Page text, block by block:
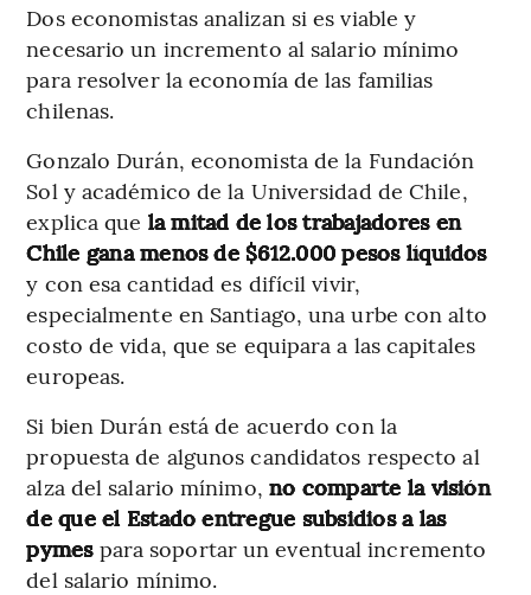
Dos economistas analizan si es viable y
necesario un incremento al salario mínimo
para resolver la economía de las familias
chilenas.
Gonzalo Durán, economista de la Fundación
Sol y académico de la Universidad de Chile,
explica que la mitad de los trabajadores en
Chile gana menos de $612.000 pesos líquidos
y con esa cantidad es difícil vivir,
especialmente en Santiago, una urbe con alto
costo de vida, que se equipara a las capitales
europeas.
Si bien Durán está de acuerdo con la
propuesta de algunos candidatos respecto al
alza del salario mínimo, no comparte la visión
de que el Estado entregue subsidios a las
pymespara soportar un eventual incremento
del salario mínimo.